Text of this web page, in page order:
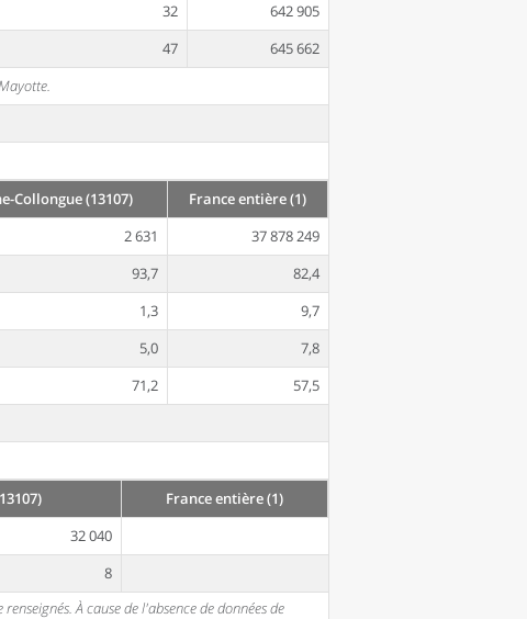
32
642 905
47
645 662
Collongue (13107)
France entière (1)
2 631
37 878 249
93,7
82,4
1,3
9,7
5,0
7,8
71,2
57,5
France entière (1)
32 040
8
À cause de l'absence de données de